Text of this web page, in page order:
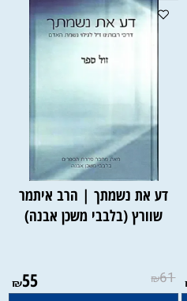
דע את נשמתך | הרב איתמר
שוורץ (בלבבי משכן אבנה)
₪61
₪55